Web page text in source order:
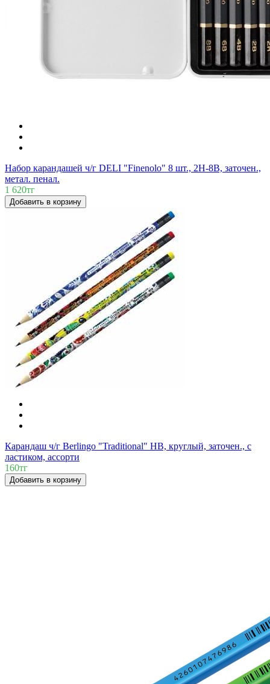
Набор карандашей ч/г DELI "Finenolo" 8 шт., 2H-8B, заточен.,
метал. пенал.
1 620тг
Добавить в корзину
Карандаш ч/г Berlingo "Traditional" HB, круглый, заточен., с
ластиком, ассорти
160тг
Добавить в корзину